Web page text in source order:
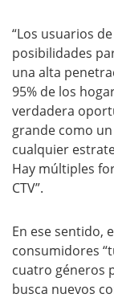
“Los usuarios
posibilidades
una alta
95% de los
verdadera
grande como
cualquier
Hay múltiples
CTV”.
En ese sentido,
consumidores
cuatro géneros
busca nuevos